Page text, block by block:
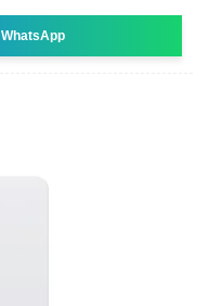
WhatsApp